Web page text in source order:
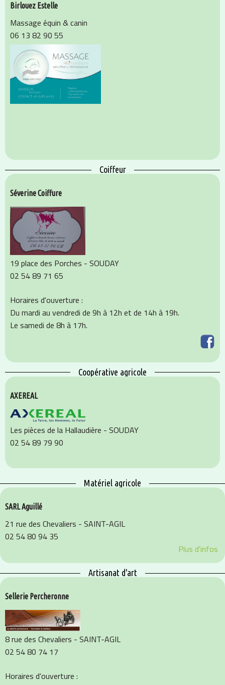
Birlouez Estelle
Massage équin & canin
06 13 82 90 55
Coiffeur
Séverine Coiffure
19 place des Porches - SOUDAY
02 54 89 71 65
Horaires d'ouverture :
Du mardi au vendredi de 9h à 12h et de 14h à 19h.
Le samedi de 8h à 17h.
Coopérative agricole
AXEREAL
Les pièces de la Hallaudière - SOUDAY
02 54 89 79 90
Matériel agricole
SARL Aguillé
21 rue des Chevaliers - SAINT-AGIL
02 54 80 94 35
Plus d'infos
Artisanat d'art
Sellerie Percheronne
8 rue des Chevaliers - SAINT-AGIL
02 54 80 74 17
Horaires d'ouverture :